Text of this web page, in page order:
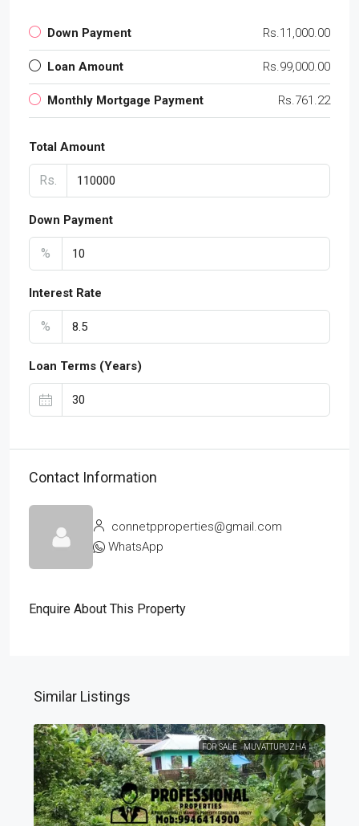
Down Payment Rs.11,000.00
Loan Amount Rs.99,000.00
Monthly Mortgage Payment Rs.761.22
Total Amount
Rs.
Down Payment
%
Interest Rate
%
Loan Terms (Years)
Contact Information
connetpproperties@gmail.com
WhatsApp
Enquire About This Property
Similar Listings
FOR SALE MUVATTUPUZHA